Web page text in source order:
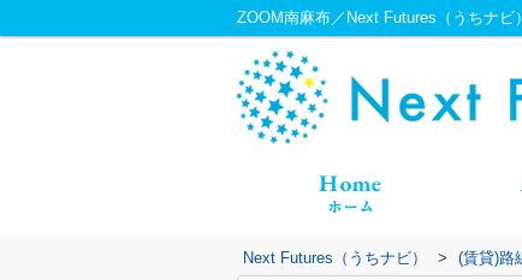
ZOOM南麻布／Next Futures（うちナビ）
Next Futures（うちナビ） > (賃貸)路